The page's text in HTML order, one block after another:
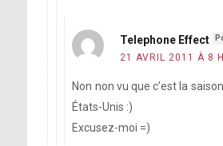
Telephone Effect
21 AVRIL 2011 À 8
Non non vu que c’est la
États-Unis :)
Excusez-moi =)